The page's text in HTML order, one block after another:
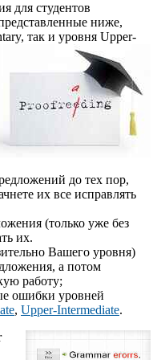
для студентов
ниже,
так и уровня Upper-
до тех пор,
их все исправлять
(только уже без
их.
Вашего уровня)
а потом
работу;
ошибки уровней
, Upper-Intermediate.